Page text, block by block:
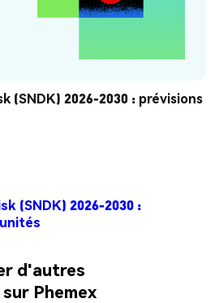
(SNDK) 2026-2030 : prévisions
(SNDK) 2026-2030 :
d'autres
Phemex